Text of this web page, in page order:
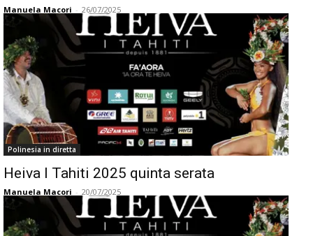
Manuela Macori - 26/07/2025
Polinesia in diretta
Heiva I Tahiti 2025 quinta serata
Manuela Macori - 20/07/2025